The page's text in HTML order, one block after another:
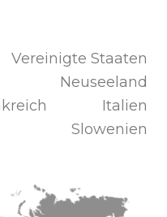
Vereinigte Staaten
Neuseeland
Italien
Slowenien